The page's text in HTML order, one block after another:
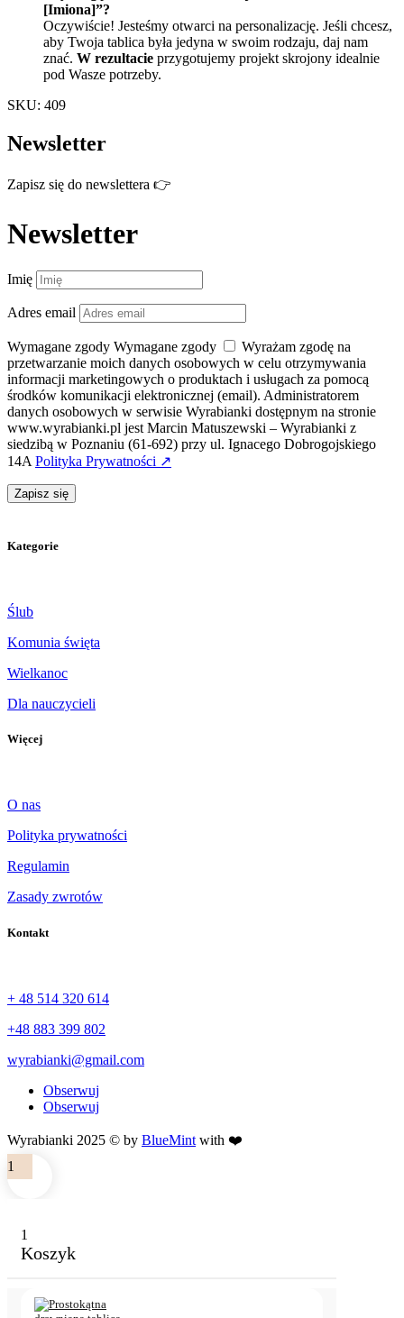
[Imiona]”?
Oczywiście! Jesteśmy otwarci na personalizację. Jeśli chcesz,
aby Twoja tablica była jedyna w swoim rodzaju, daj nam
znać. W rezultacie przygotujemy projekt skrojony idealnie
pod Wasze potrzeby.
SKU: 409
Newsletter
Zapisz się do newslettera 👉
Newsletter
Imię
Adres email
Wymagane zgody Wymagane zgody
Wyrażam zgodę na
przetwarzanie moich danych osobowych w celu otrzymywania
informacji marketingowych o produktach i usługach za pomocą
środków komunikacji elektronicznej (email). Administratorem
danych osobowych w serwisie Wyrabianki dostępnym na stronie
www.wyrabianki.pl jest Marcin Matuszewski – Wyrabianki z
siedzibą w Poznaniu (61-692) przy ul. Ignacego Dobrogojskiego
14A Polityka Prywatności ↗
Zapisz się
Kategorie
Ślub
Komunia święta
Wielkanoc
Dla nauczycieli
Więcej
O nas
Polityka prywatności
Regulamin
Zasady zwrotów
Kontakt
+ 48 514 320 614
+48 883 399 802
wyrabianki@gmail.com
Obserwuj
Obserwuj
Wyrabianki 2025 © by BlueMint with ❤️
1
1
Koszyk